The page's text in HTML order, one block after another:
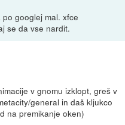
googlej mal. xfce
se da vse nardit.
v gnomu izklopt, greš v
general in daš kljukco
na premikanje oken)